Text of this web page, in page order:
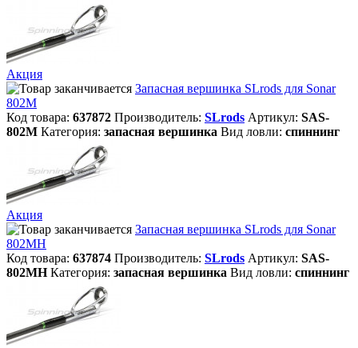
Акция
Запасная вершинка SLrods для Sonar
802M
Код товара: 637872 Производитель: SLrods Артикул: SAS-
802M Категория: запасная вершинка Вид ловли: спиннинг
Акция
Запасная вершинка SLrods для Sonar
802MH
Код товара: 637874 Производитель: SLrods Артикул: SAS-
802MH Категория: запасная вершинка Вид ловли: спиннинг